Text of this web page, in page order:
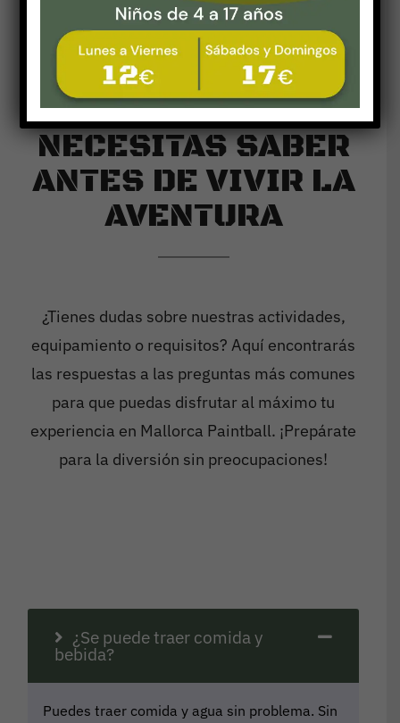
ContactoPreguntas Frecuentes
TODO LO QUE
NECESITAS SABER
ANTES DE VIVIR LA
AVENTURA
¿Tienes dudas sobre nuestras actividades,
equipamiento o requisitos? Aquí encontrarás
las respuestas a las preguntas más comunes
para que puedas disfrutar al máximo tu
experiencia en Mallorca Paintball. ¡Prepárate
para la diversión sin preocupaciones!
¿Se puede traer comida y
bebida?
Puedes traer comida y agua sin problema. Sin